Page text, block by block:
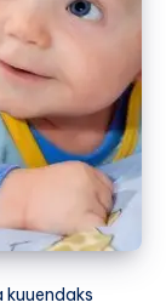
kuuendaks